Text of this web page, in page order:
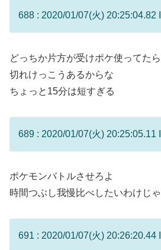
688 : 2020/01/07(火) 20:25:04.82
どっちか片方が受けポケ使ってた
切れけっこうあるからな
ちょっと15分は短すぎる
689 : 2020/01/07(火) 20:25:05.11
ポケモンバトルさせろよ
時間つぶし我慢比べしたいわけじ
691 : 2020/01/07(火) 20:26:20.44